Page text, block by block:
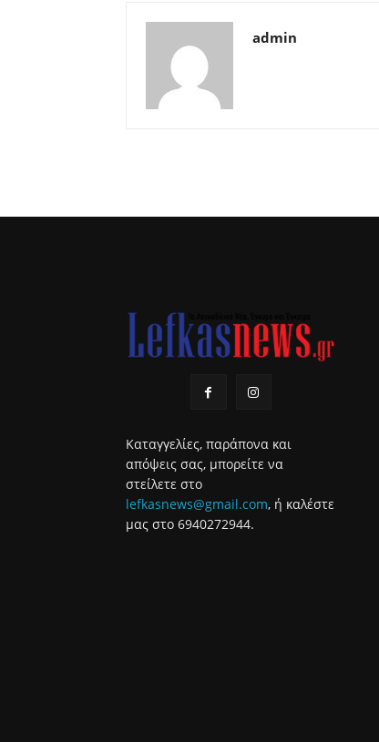
admin
Καταγγελίες, παράπονα και
απόψεις σας, μπορείτε να
στείλετε στο
lefkasnews@gmail.com, ή καλέστε
μας στο 6940272944.